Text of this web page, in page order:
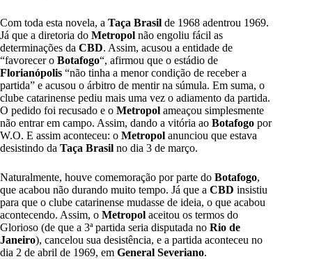
Com toda esta novela, a Taça Brasil de 1968 adentrou 1969.
Já que a diretoria do Metropol não engoliu fácil as
determinações da CBD. Assim, acusou a entidade de
“favorecer o Botafogo“, afirmou que o estádio de
Florianópolis “não tinha a menor condição de receber a
partida” e acusou o árbitro de mentir na súmula. Em suma, o
clube catarinense pediu mais uma vez o adiamento da partida.
O pedido foi recusado e o Metropol ameaçou simplesmente
não entrar em campo. Assim, dando a vitória ao Botafogo por
W.O. E assim aconteceu: o Metropol anunciou que estava
desistindo da Taça Brasil no dia 3 de março.
Naturalmente, houve comemoração por parte do Botafogo,
que acabou não durando muito tempo. Já que a CBD insistiu
para que o clube catarinense mudasse de ideia, o que acabou
acontecendo. Assim, o Metropol aceitou os termos do
Glorioso (de que a 3ª partida seria disputada no Rio de
Janeiro), cancelou sua desistência, e a partida aconteceu no
dia 2 de abril de 1969, em General Severiano.